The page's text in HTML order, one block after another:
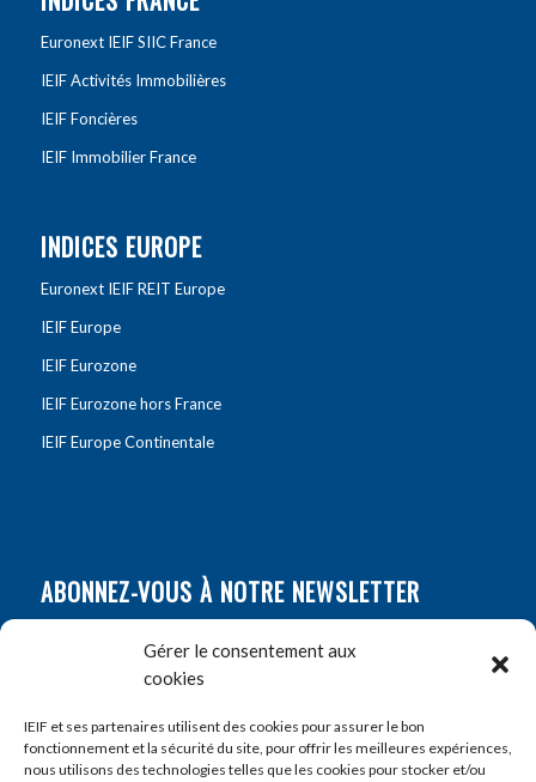
Gérer le consentement aux
cookies
IEIF et ses partenaires utilisent des cookies pour assurer le bon
fonctionnement et la sécurité du site, pour offrir les meilleures expériences,
nous utilisons des technologies telles que les cookies pour stocker et/ou
Euronext IEIF SIIC France
IEIF Activités Immobilières
IEIF Foncières
IEIF Immobilier France
INDICES EUROPE
Euronext IEIF REIT Europe
IEIF Europe
IEIF Eurozone
IEIF Eurozone hors France
IEIF Europe Continentale
ABONNEZ-VOUS À NOTRE NEWSLETTER
Prénom*